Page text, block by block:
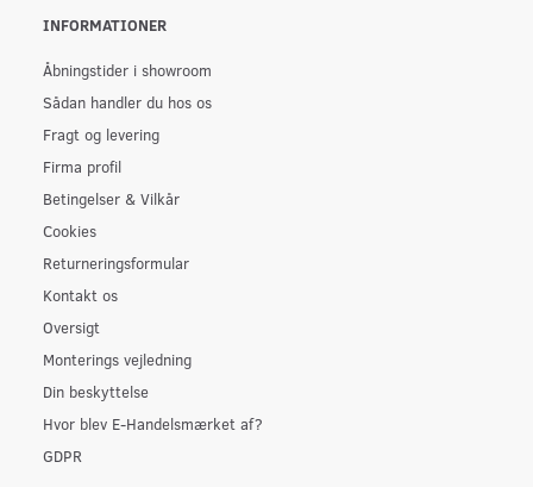
INFORMATIONER
Åbningstider i showroom
Sådan handler du hos os
Fragt og levering
Firma profil
Betingelser & Vilkår
Cookies
Returneringsformular
Kontakt os
Oversigt
Monterings vejledning
Din beskyttelse
Hvor blev E-Handelsmærket af?
GDPR